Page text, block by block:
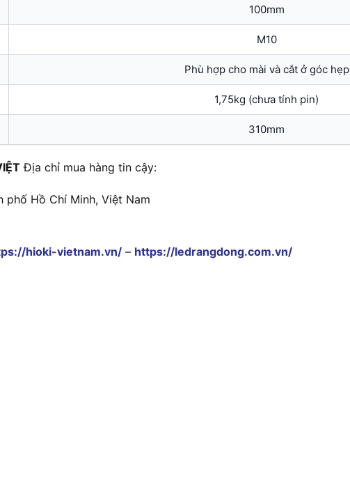
100mm
M10
Phù hợp cho mài và cắt ở góc hẹp
1,75kg (chưa tính pin)
310mm
Địa chỉ mua hàng tin cậy:
Hồ Chí Minh, Việt Nam
hioki-vietnam.vn/ – https://ledrangdong.com.vn/